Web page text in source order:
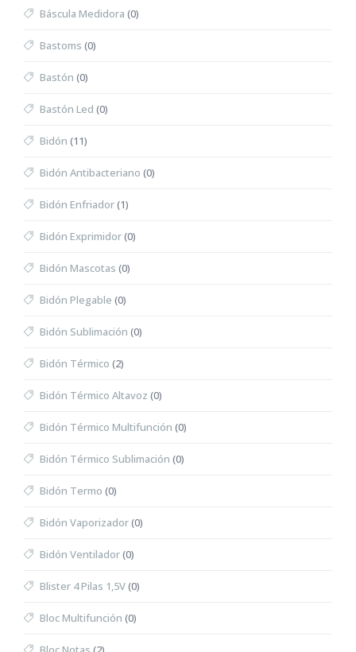
Báscula Medidora (0)
Bastoms (0)
Bastón (0)
Bastón Led (0)
Bidón (11)
Bidón Antibacteriano (0)
Bidón Enfriador(1)
Bidón Exprimidor(0)
Bidón Mascotas (0)
Bidón Plegable (0)
Bidón Sublimación (0)
Bidón Térmico (2)
Bidón Térmico Altavoz (0)
Bidón Térmico Multifunción (0)
Bidón Térmico Sublimación (0)
Bidón Termo (0)
Bidón Vaporizador(0)
Bidón Ventilador(0)
Blister 4 Pilas 1,5V(0)
Bloc Multifunción (0)